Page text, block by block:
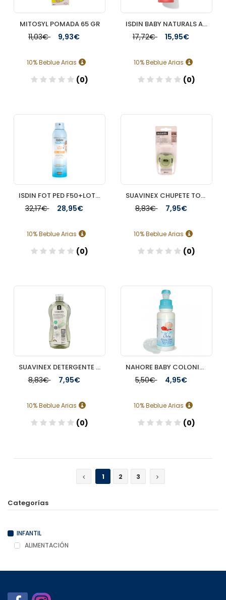
MITOSYL POMADA 65 GR
11,03€ 9,93€
10% Beblue Arias
(0)
ISDIN BABY NATURALS AF 50ML
17,72€ 15,95€
10% Beblue Arias
(0)
ISDIN FOT PED F50+LOTION SPRAY 200ML
32,17€ 28,95€
10% Beblue Arias
(0)
SUAVINEX CHUPETE TODOSILICONA +6 M
8,83€ 7,95€
10% Beblue Arias
(0)
Añadir
SUAVINEX DETERGENTE ESPECIFICO BIBERONES TETINAS 500 ML
8,83€ 7,95€
10% Beblue Arias
(0)
NAHORE BABY COLONIA SUAVE INFANTIL SPRAY 75 ML
5,50€ 4,95€
10% Beblue Arias
(0)
1
2 3
Categorías
INFANTIL
ALIMENTACIÓN